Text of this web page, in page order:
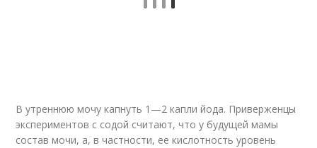
В утреннюю мочу капнуть 1—2 капли йода. Приверженцы
экспериментов с содой считают, что у будущей мамы
состав мочи, а, в частности, ее кислотность уровень